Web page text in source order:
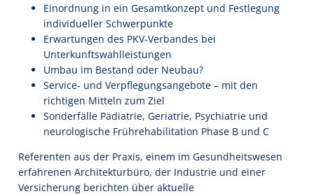
Einordnung in ein Gesamtkonzept und Festlegung
individueller Schwerpunkte
Erwartungen des PKV-Verbandes bei
Unterkunftswahlleistungen
Umbau im Bestand oder Neubau?
Service- und Verpflegungsangebote – mit den
richtigen Mitteln zum Ziel
Sonderfälle Pädiatrie, Geriatrie, Psychiatrie und
neurologische Frührehabilitation Phase B und C
Referenten aus der Praxis, einem im Gesundheitswesen
erfahrenen Architekturbüro, der Industrie und einer
Versicherung berichten über aktuelle